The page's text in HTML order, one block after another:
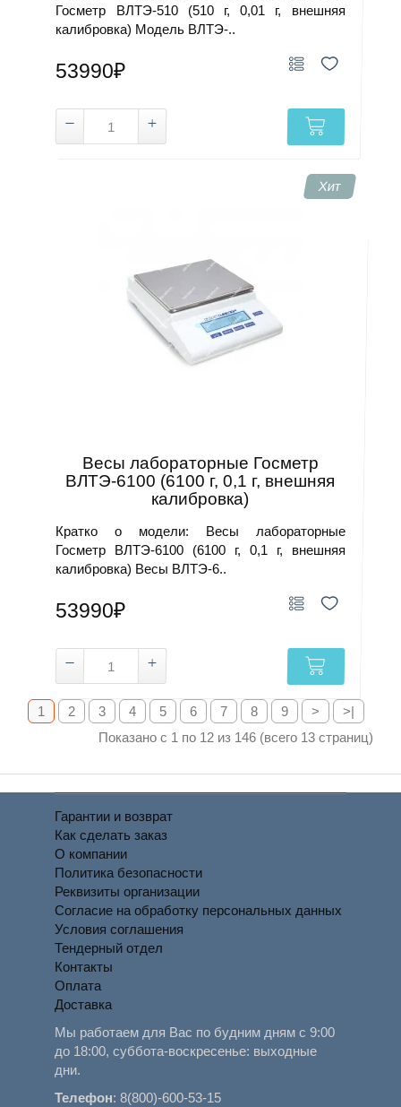
Госметр ВЛТЭ-510 (510 г, 0,01 г, внешняя
калибровка) Модель ВЛТЭ-..
53990₽
Хит
Весы лабораторные Госметр
ВЛТЭ-6100 (6100 г, 0,1 г, внешняя
калибровка)
Кратко о модели: Весы лабораторные
Госметр ВЛТЭ-6100 (6100 г, 0,1 г, внешняя
калибровка) Весы ВЛТЭ-6..
53990₽
1 2 3 4 5 6 7 8 9 >
>|
Показано с 1 по 12 из 146 (всего 13 страниц)
Гарантии и возврат
Как сделать заказ
О компании
Политика безопасности
Реквизиты организации
Согласие на обработку персональных данных
Условия соглашения
Тендерный отдел
Контакты
Оплата
Доставка
Мы работаем для Вас по будним дням с 9:00
до 18:00, суббота-воскресенье: выходные
дни.
Телефон:8(800)-600-53-15